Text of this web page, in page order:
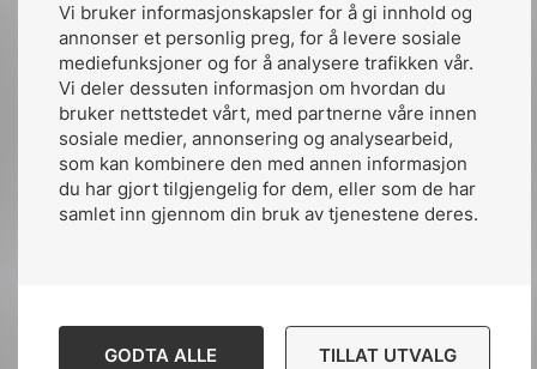
Vi bruker informasjonskapsler for å gi innhold og
annonser et personlig preg, for å levere sosiale
mediefunksjoner og for å analysere trafikken vår.
Vi deler dessuten informasjon om hvordan du
bruker nettstedet vårt, med partnerne våre innen
sosiale medier, annonsering og analysearbeid,
som kan kombinere den med annen informasjon
du har gjort tilgjengelig for dem, eller som de har
samlet inn gjennom din bruk av tjenestene deres.
GODTA ALLE TILLAT UTVALG
IEC 81346-14
Part 14:
ISO TS 81346-101
Part 101: Power
(under utarbeidelse)
Grafiske symboler
utarbeidelse av dokumentasjon for produkter
og installasjoner, samt til økt forståelse av